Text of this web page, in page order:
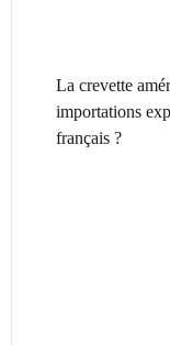
La crevette
importations
français ?